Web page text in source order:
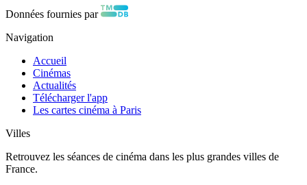
Données fournies par
Navigation
Accueil
Cinémas
Actualités
Télécharger l'app
Les cartes cinéma à Paris
Villes
Retrouvez les séances de cinéma dans les plus grandes villes de
France.